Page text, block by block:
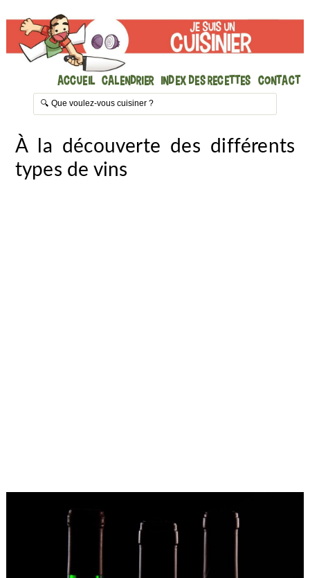
Accueil Calendrier Index des recettes Contact
À la découverte des différents
types de vins